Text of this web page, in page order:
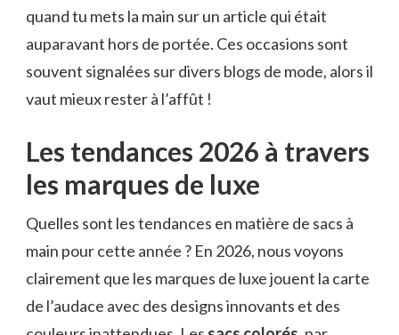
quand tu mets la main sur un article qui était
auparavant hors de portée. Ces occasions sont
souvent signalées sur divers blogs de mode, alors il
vaut mieux rester à l’affût !
Les tendances 2026 à travers
les marques de luxe
Quelles sont les tendances en matière de sacs à
main pour cette année ? En 2026, nous voyons
clairement que les marques de luxe jouent la carte
de l’audace avec des designs innovants et des